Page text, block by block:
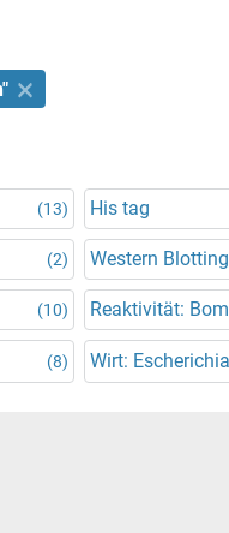
(13) His tag
(2) Western
(10) Reaktivität:
(8) Wirt: